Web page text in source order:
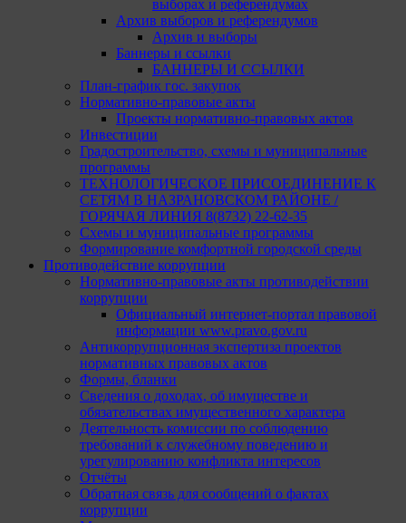
выборах и референдумах
Архив выборов и референдумов
Архив и выборы
Баннеры и ссылки
БАННЕРЫ И ССЫЛКИ
План-график гос. закупок
Нормативно-правовые акты
Проекты нормативно-правовых актов
Инвестиции
Градостроительство, схемы и муниципальные
программы
ТЕХНОЛОГИЧЕСКОЕ ПРИСОЕДИНЕНИЕ К
СЕТЯМ В НАЗРАНОВСКОМ РАЙОНЕ /
ГОРЯЧАЯ ЛИНИЯ 8(8732) 22-62-35
Схемы и муниципальные программы
Формирование комфортной городской среды
Противодействие коррупции
Нормативно-правовые акты противодействии
коррупции
Официальный интернет-портал правовой
информации www.pravo.gov.ru
Антикоррупционная экспертиза проектов
нормативных правовых актов
Формы, бланки
Сведения о доходах, об имуществе и
обязательствах имущественного характера
Деятельность комиссии по соблюдению
требований к служебному поведению и
урегулированию конфликта интересов
Отчёты
Обратная связь для сообщений о фактах
коррупции